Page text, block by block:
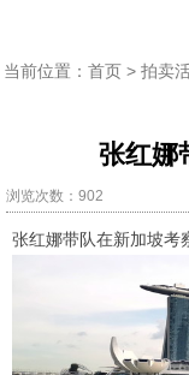
当前位置： 首页> 拍卖
张红娜
浏览次数：902
张红娜带队在新加坡考